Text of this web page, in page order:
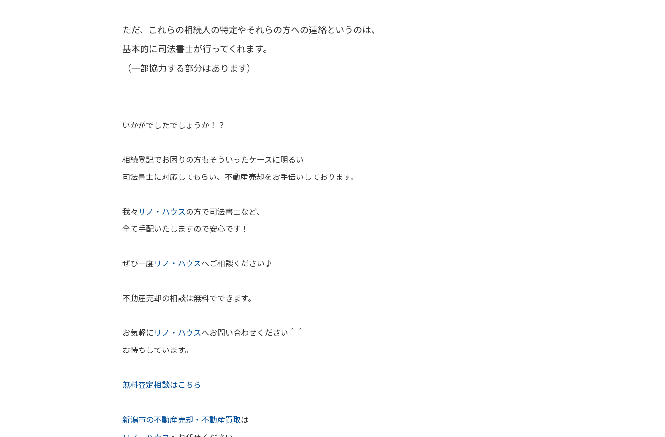
ただ、これらの相続人の特定やそれらの方への連絡というのは、
基本的に司法書士が行ってくれます。
（一部協力する部分はあります）
いかがでしたでしょうか！？
相続登記でお困りの方もそういったケースに明るい
司法書士に対応してもらい、不動産売却をお手伝いしております。
我々 リノ・ハウスの方で司法書士など、
全て手配いたしますので安心です！
ぜひ一度リノ・ハウスへご相談ください♪
不動産売却の相談は無料でできます。
お気軽にリノ・ハウスへお問い合わせください＾＾
お待ちしています。
無料査定相談はこちら
新潟市の不動産売却・不動産買取は